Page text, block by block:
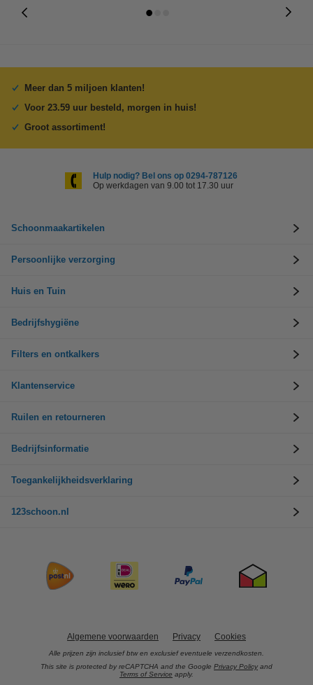
Meer dan 5 miljoen klanten!
Voor 23.59 uur besteld, morgen in huis!
Groot assortiment!
Hulp nodig? Bel ons op 0294-787126
Op werkdagen van 9.00 tot 17.30 uur
Schoonmaakartikelen
Persoonlijke verzorging
Huis en Tuin
Bedrijfshygiëne
Filters en ontkalkers
Klantenservice
Ruilen en retourneren
Bedrijfsinformatie
Toegankelijkheidsverklaring
123schoon.nl
Algemene voorwaarden Privacy Cookies
Alle prijzen zijn inclusief btw en exclusief eventuele verzendkosten.
This site is protected by reCAPTCHA and the Google Privacy Policy and
Terms of Service apply.